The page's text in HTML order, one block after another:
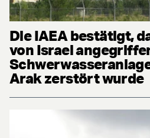
Die IAEA bestätigt,
von Israel
Arak zerstört wurde